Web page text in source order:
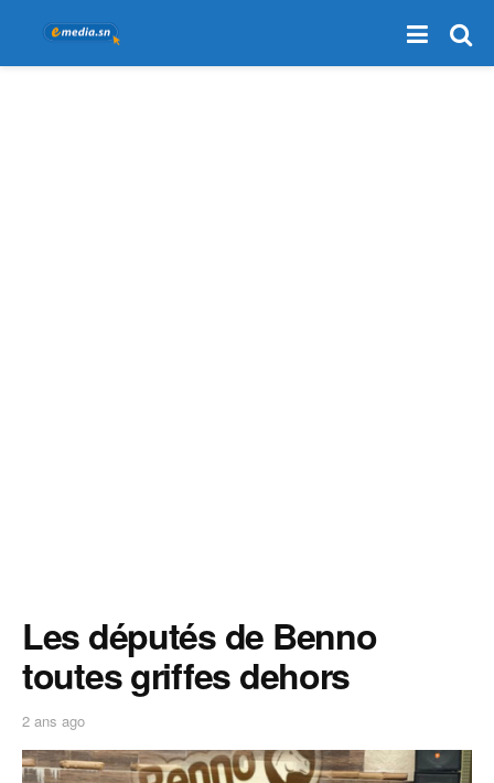
Les députés de Benno
toutes griffes dehors
2 ans ago